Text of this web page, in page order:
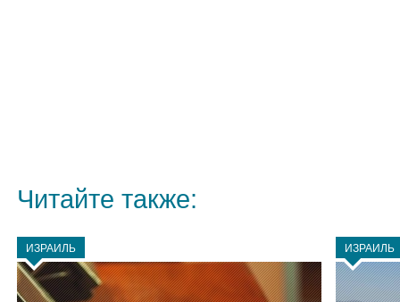
Читайте также:
ИЗРАИЛЬ ИЗРАИЛЬ